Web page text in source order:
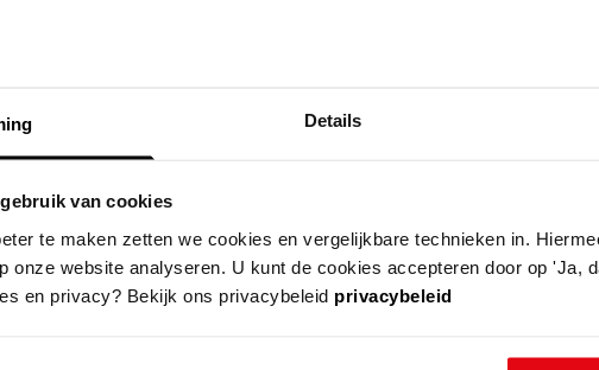
Details
van cookies
te maken zetten we cookies en vergelijkbare technieken in.
onze website analyseren. U kunt de cookies accepteren door op 'Ja,
en privacy? Bekijk ons privacybeleid privacybeleid